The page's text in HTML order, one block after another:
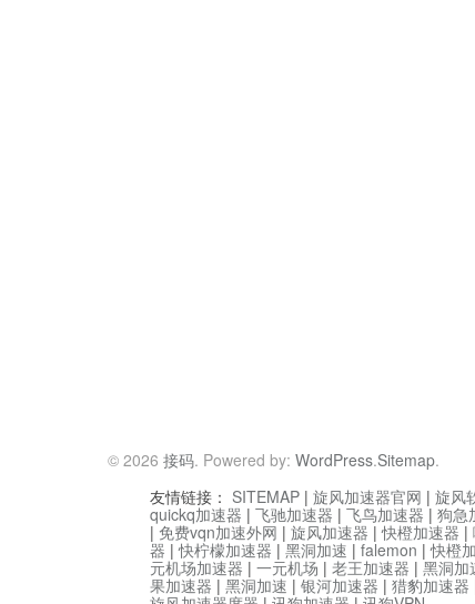
© 2026 接码. Powered by: WordPress.Sitemap.
友情链接： SITEMAP | 旋风加速器官网 | 旋风
quickq加速器 | 飞驰加速器 | 飞鸟加速器 | 狗急
| 免费vqn加速外网 | 旋风加速器 |快橙加速器 |
器 |快柠檬加速器 | 黑洞加速 | falemon |快橙
元机场加速器 | 一元机场 | 老王加速器 | 黑洞加
果加速器 | 黑洞加速 | 银河加速器 | 猎豹加速器